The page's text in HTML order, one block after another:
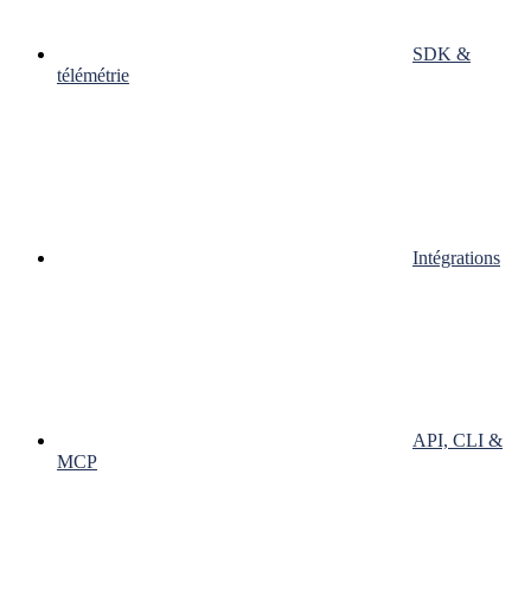
SDK &
télémétrie
Intégrations
API, CLI &
MCP